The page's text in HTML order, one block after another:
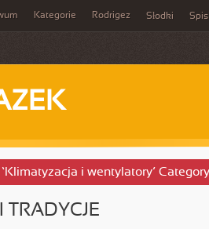
Kategorie Rodrigez Słodki Spis
i wentylatory’ Category
TRADYCJE